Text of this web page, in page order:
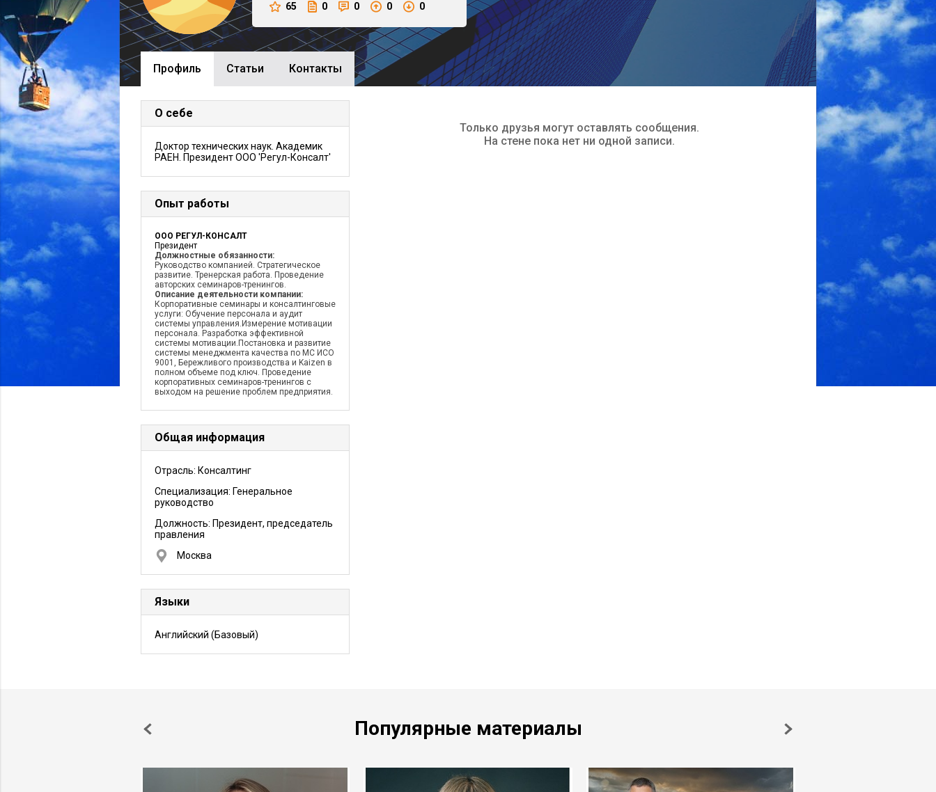
65 0 0 0 0
Профиль Cтатьи Контакты
О себе
Доктор технических наук. Академик
РАЕН. Президент ООО 'Регул-Консалт'
Опыт работы
ООО РЕГУЛ-КОНСАЛТ
Президент
Должностные обязанности:
Руководство компанией. Стратегическое
развитие. Тренерская работа. Проведение
авторских семинаров-тренингов.
Описание деятельности компании:
Корпоративные семинары и консалтинговые
услуги: Обучение персонала и аудит
системы управления.Измерение мотивации
персонала. Разработка эффективной
системы мотивации.Постановка и развитие
системы менеджмента качества по МС ИСО
9001, Бережливого производства и Kaizen в
полном объеме под ключ. Проведение
корпоративных семинаров-тренингов с
выходом на решение проблем предприятия.
Общая информация
Отрасль: Консалтинг
Специализация: Генеральное
руководство
Должность: Президент, председатель
правления
Москва
Языки
Английский (Базовый)
Только друзья могут оставлять сообщения.
На стене пока нет ни одной записи.
Популярные материалы